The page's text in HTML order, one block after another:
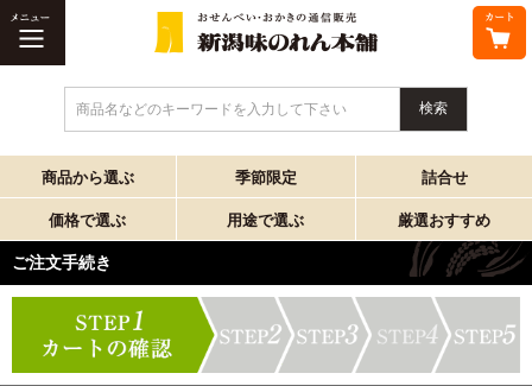
商品名などのキーワードを入力して下さい
商品から選ぶ 季節限定 詰合せ
価格で選ぶ 用途で選ぶ 厳選おすすめ
ご注文手続き